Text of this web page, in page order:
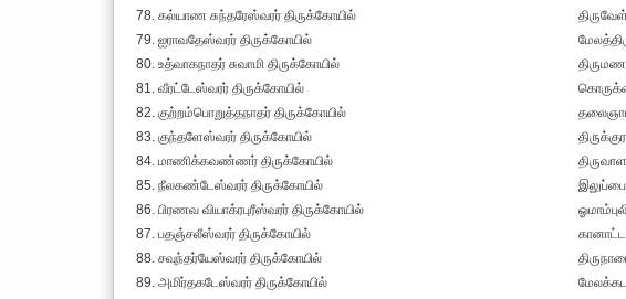
78. கல்யாண சுந்தரேஸ்வரர் திருக்கோயில்
79. ஐராவதேஸ்வரர் திருக்கோயில்
80. உத்வாகநாதர் சுவாமி திருக்கோயில்
81. வீரட்டேஸ்வரர் திருக்கோயில்
82. குற்றம்பொறுத்தநாதர் திருக்கோயில்
83. குந்தளேஸ்வரர் திருக்கோயில்
84. மாணிக்கவண்ணர் திருக்கோயில்
85. நீலகண்டேஸ்வரர் திருக்கோயில்
86. பிரணவ வியாக்ரபுரீஸ்வரர் திருக்கோயில்
87. பதஞ்சலீஸ்வரர் திருக்கோயில்
88. சவுந்தர்யேஸ்வரர் திருக்கோயில்
89. அமிர்தகடேஸ்வரர் திருக்கோயில்